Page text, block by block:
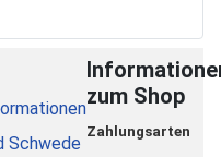
Schwede
zum Shop
Zahlungsarten